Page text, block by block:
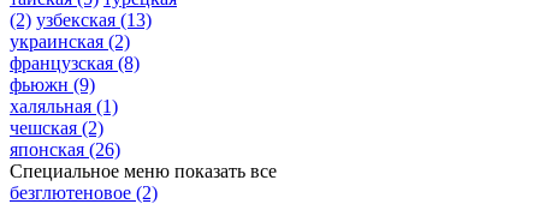
(2) узбекская (13)
украинская (2)
французская (8)
фьюжн (9)
халяльная (1)
чешская (2)
японская (26)
Специальное меню показать все
безглютеновое (2)